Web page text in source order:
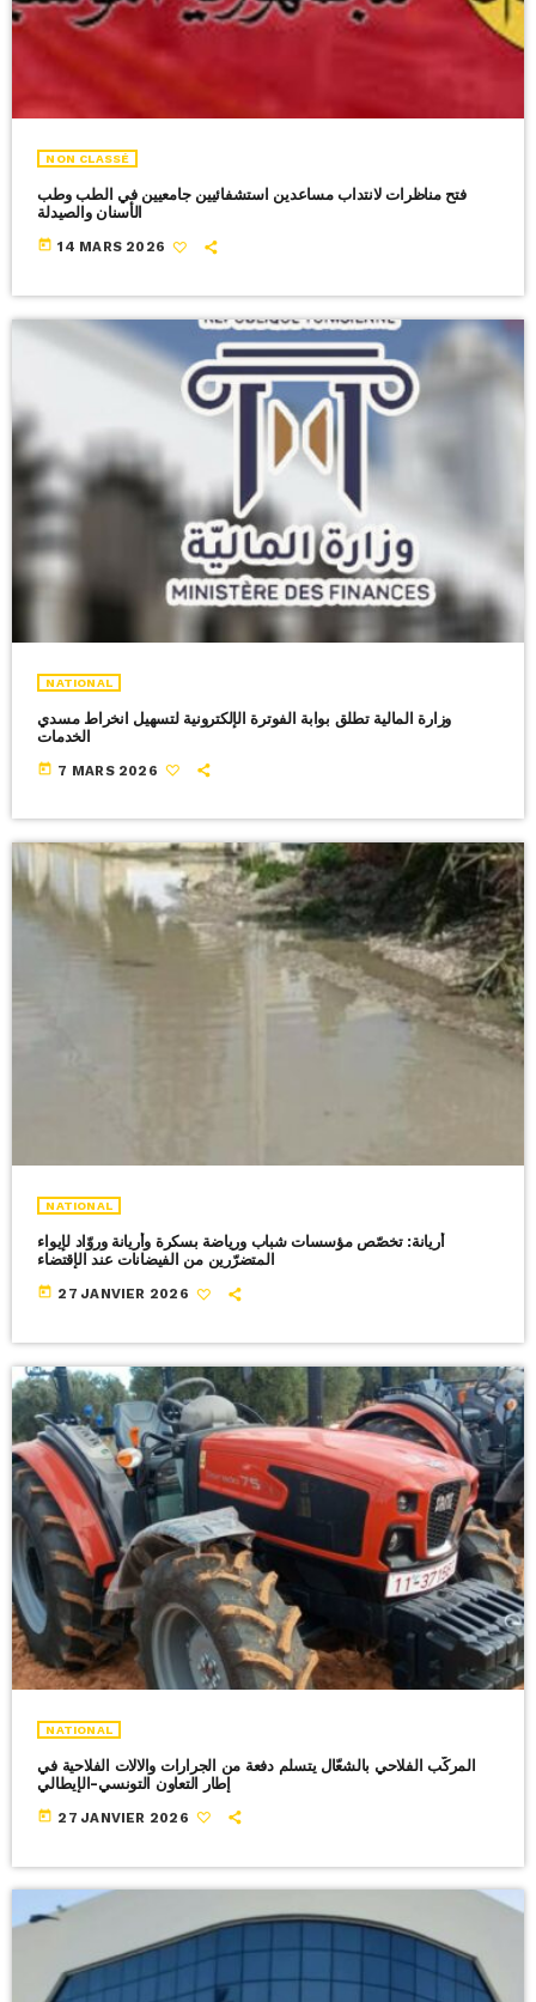
NON CLASSÉ
فتح مناظرات لانتداب مساعدين استشفائيين جامعيين في الطب وطب
الأسنان والصيدلة
today 14 MARS 2026
NATIONAL
وزارة المالية تطلق بوابة الفوترة الإلكترونية لتسهيل انخراط مسدي
الخدمات
today 7 MARS 2026
NATIONAL
أريانة: تخصّص مؤسسات شباب ورياضة بسكرة وأريانة وروّاد لإيواء
المتضرّرين من الفيضانات عند الإقتضاء
today 27 JANVIER 2026
NATIONAL
المركّب الفلاحي بالشعّال يتسلم دفعة من الجرارات والالات الفلاحية في
إطار التعاون التونسي-الإيطالي
today 27 JANVIER 2026